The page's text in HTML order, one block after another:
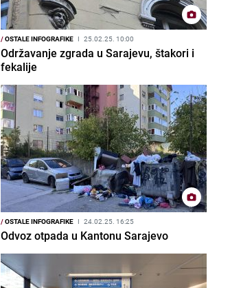
/OSTALE INFOGRAFIKE I 25.02.25. 10:00
Održavanje zgrada u Sarajevu, štakori i
fekalije
/OSTALE INFOGRAFIKE I 24.02.25. 16:25
Odvoz otpada u Kantonu Sarajevo